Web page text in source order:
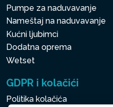
Pumpe za naduvavanje
Nameštaj na naduvavanje
Kućni ljubimci
Dodatna oprema
Wetset
GDPR i kolačići
Politika kolačića